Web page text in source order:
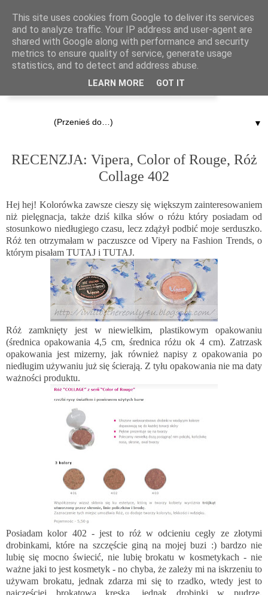
▼
RECENZJA: Vipera, Color of Rouge, Róż
Collage 402
Hej hej! Kolorówka zawsze cieszy się większym zainteresowaniem
niż pielęgnacja, także dziś kilka słów o różu który posiadam od
stosunkowo niedługiego czasu, lecz zdążył podbić moje serduszko.
Róż ten otrzymałam w paczuszce odVipery na Fashion Trends, o
którym pisałam TUTAJ i TUTAJ.
Róż zamknięty jest w niewielkim, plastikowym opakowaniu
(średnica opakowania 4,5 cm, średnica różu ok 4 cm). Zatrzask
opakowania jest mizerny, jak również napisy z opakowania po
niedługim używaniu już się ścierają. Z tyłu opakowania nie ma daty
ważności produktu.
Posiadam kolor 402 - jest to róż w odcieniu cegły ze złotymi
drobinkami, które na szczęście giną na mojej buzi :) bardzo nie
lubię się mocno świecić, nie lubię brokatu w kosmetykach - nie
ważne jaki to jest kosmetyk - no chyba, że zależy mi na iskrzeniu to
używam brokatu, jednak zdarza mi się to rzadko, wtedy jest to
najczęściej brokatowa kreska, jednak drobinki w pudrze,
This site uses cookies from Google to deliver its services
and to analyze traffic. Your IP address and user-agent are
shared with Google along with performance and security
metrics to ensure quality of service, generate usage
statistics, and to detect and address abuse.
LEARN MORE GOT IT